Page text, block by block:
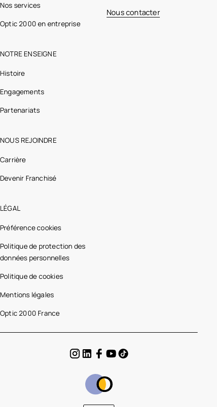
Nos services
Optic 2000 en entreprise
NOTRE ENSEIGNE
Histoire
Engagements
Partenariats
NOUS REJOINDRE
Carrière
Devenir Franchisé
LÉGAL
Préférence cookies
Politique de protection des
données personnelles
Politique de cookies
Mentions légales
Optic 2000 France
Nous contacter